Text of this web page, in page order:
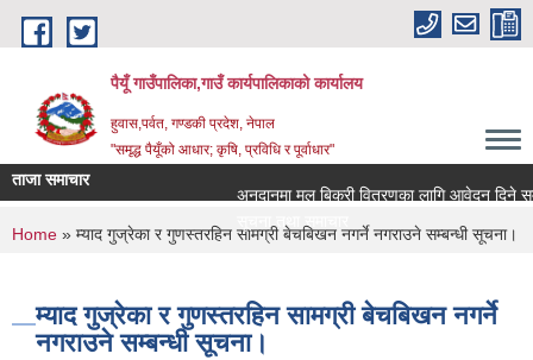
Skip to main content
पैयूँ गाउँपालिका,गाउँ कार्यपालिकाको कार्यालय
हुवास,पर्वत, गण्डकी प्रदेश, नेपाल
"समृद्ध पैयूँको आधार; कृषि, प्रविधि र पूर्वाधार"
ताजा समाचार
अनुदानमा मल बिक्री वितरणका लागि आवेदन दिने
सूचना तथा समाचार
You are here
Home » म्याद गुज्रेका र गुणस्तरहिन सामग्री बेचबिखन नगर्ने नगराउने सम्बन्धी सूचना।
म्याद गुज्रेका र गुणस्तरहिन सामग्री बेचबिखन नगर्ने
नगराउने सम्बन्धी सूचना।